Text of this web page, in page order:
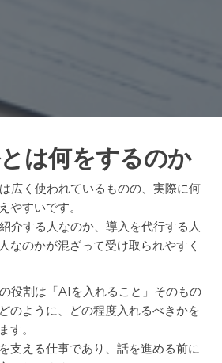
は何をするのか
広く使われているものの、実際に何
やすいです。
介する人なのか、導入を代行する人
なのかが混ざって受け取られやすく
役割は「AIを入れること」そのもの
のように、どの程度入れるべきかを
す。
支える仕事であり、話を進める前に